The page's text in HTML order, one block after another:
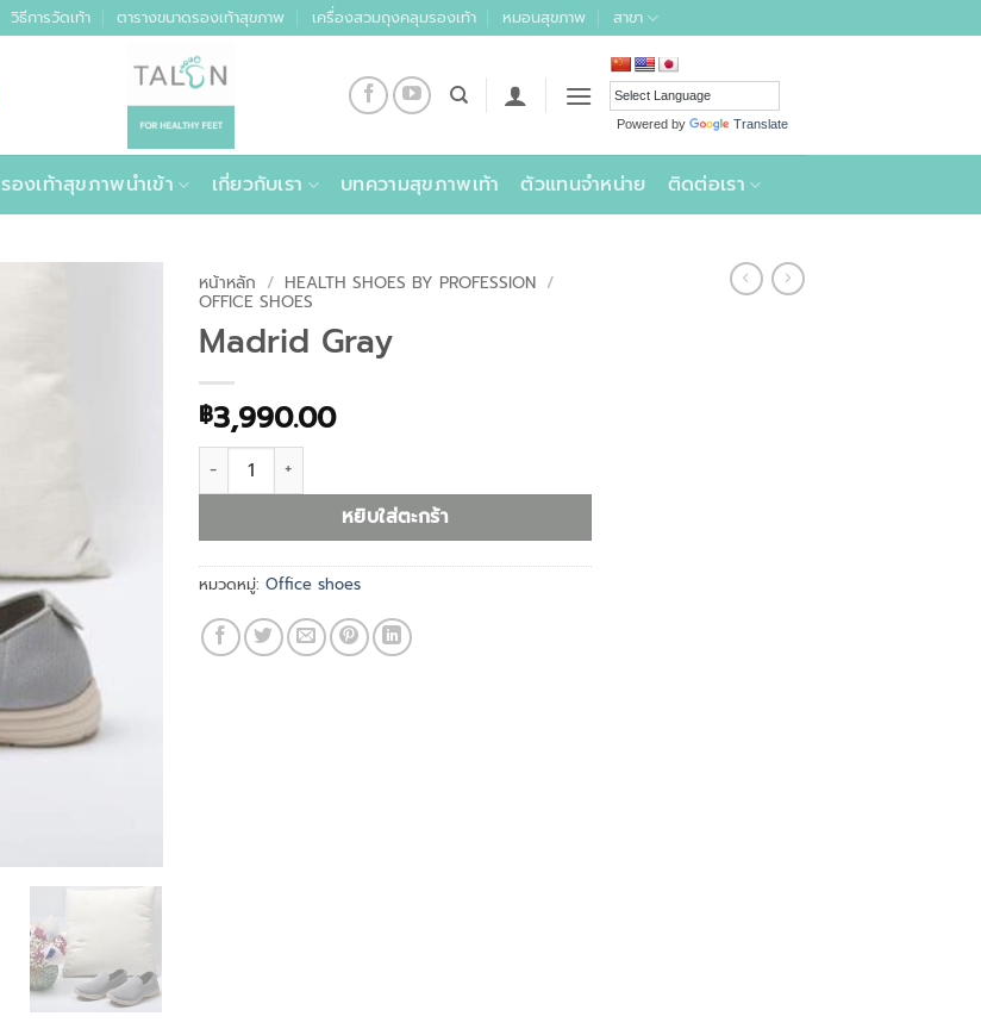
วิธีการวัดเท้า ตารางขนาดรองเท้าสุขภาพ เครื่องสวมถุงคลุมรองเท้า หมอนสุขภาพ สาขา
Powered by Translate
รองเท้าสุขภาพนำเข้า เกี่ยวกับเรา บทความสุขภาพเท้า ตัวแทนจำหน่าย ติดต่อเรา
หน้าหลัก / HEALTH SHOES BY PROFESSION /
OFFICE SHOES
Madrid Gray
฿3,990.00
จำนวน Madrid Gray ชิ้น
หยิบใส่ตะกร้า
หมวดหมู่: Office shoes